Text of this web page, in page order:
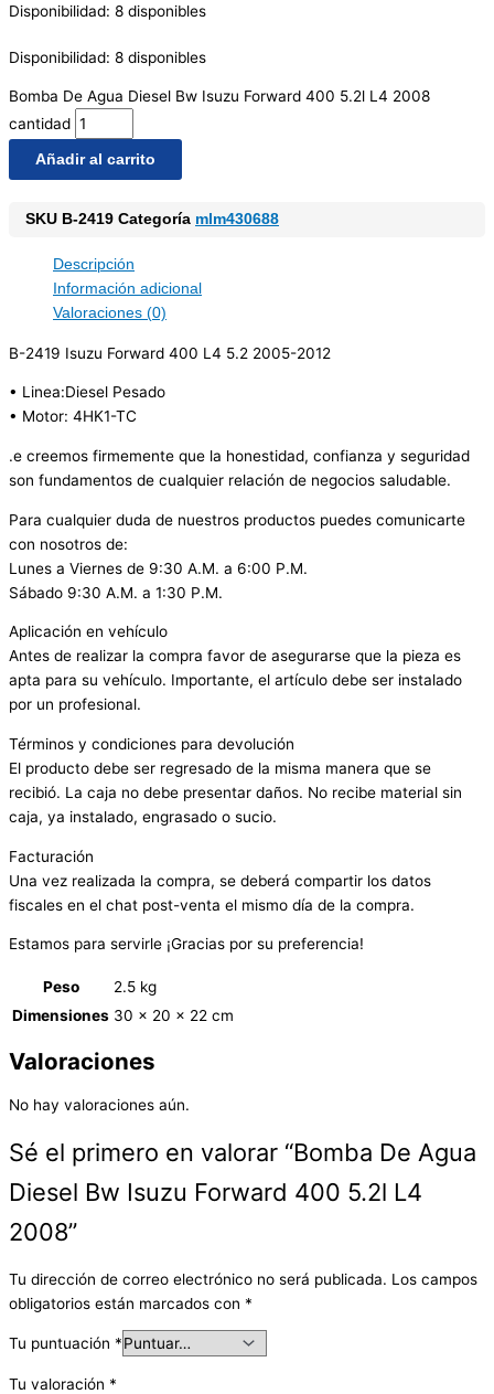
Disponibilidad: 8 disponibles
Disponibilidad: 8 disponibles
Bomba De Agua Diesel Bw Isuzu Forward 400 5.2l L4 2008
cantidad
Añadir al carrito
SKU B-2419 Categoría mlm430688
Descripción
Información adicional
Valoraciones (0)
B-2419 Isuzu Forward 400 L4 5.2 2005-2012
• Linea:Diesel Pesado
• Motor: 4HK1-TC
.e creemos firmemente que la honestidad, confianza y seguridad
son fundamentos de cualquier relación de negocios saludable.
Para cualquier duda de nuestros productos puedes comunicarte
con nosotros de:
Lunes a Viernes de 9:30 A.M. a 6:00 P.M.
Sábado 9:30 A.M. a 1:30 P.M.
Aplicación en vehículo
Antes de realizar la compra favor de asegurarse que la pieza es
apta para su vehículo. Importante, el artículo debe ser instalado
por un profesional.
Términos y condiciones para devolución
El producto debe ser regresado de la misma manera que se
recibió. La caja no debe presentar daños. No recibe material sin
caja, ya instalado, engrasado o sucio.
Facturación
Una vez realizada la compra, se deberá compartir los datos
fiscales en el chat post-venta el mismo día de la compra.
Estamos para servirle ¡Gracias por su preferencia!
Peso
2.5 kg
Dimensiones 30 × 20 × 22 cm
Valoraciones
No hay valoraciones aún.
Sé el primero en valorar “Bomba De Agua
Diesel Bw Isuzu Forward 400 5.2l L4
2008”
Tu dirección de correo electrónico no será publicada. Los campos
obligatorios están marcados con *
Tu puntuación *
Tu valoración *